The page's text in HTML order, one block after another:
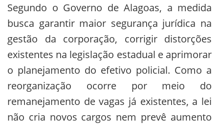
Segundo o Governo de Alagoas, a medida
busca garantir maior segurança jurídica na
gestão da corporação, corrigir distorções
existentes na legislação estadual e aprimorar
o planejamento do efetivo policial. Como a
reorganização ocorre por meio do
remanejamento de vagas já existentes, a lei
não cria novos cargos nem prevê aumento